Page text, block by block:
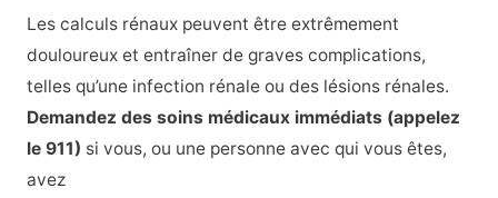
Les calculs rénaux peuvent être extrêmement
douloureux et entraîner de graves complications,
telles qu’une infection rénale ou des lésions rénales.
Demandez des soins médicaux immédiats (appelez
le 911) si vous, ou une personne avec qui vous êtes,
avez